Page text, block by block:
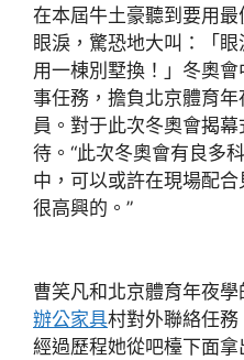
在本屆牛土豪聽到要用
眼淚，驚恐地大叫：「
用一棟別墅換！」冬奧
事任務，擔負北京體育
員。對于此次冬奧會揭
待。“此次冬奧會有良多
中，可以或許在現場配
很高興的。”
曹笑凡和北京體育年夜
辦公家具村對外聯絡任
經過歷程她從吧檯下面